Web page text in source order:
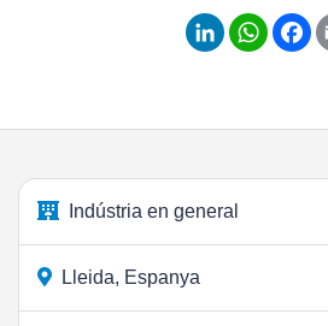
LinkedIn
Indústria en general
Lleida, Espanya